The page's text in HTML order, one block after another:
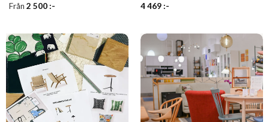
Från 2 500:-
4 469:-